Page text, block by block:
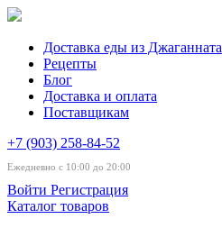
Доставка еды из Джаганната
Рецепты
Блог
Доставка и оплата
Поставщикам
+7 (903) 258-84-52
Ежедневно с 10:00 до 20:00
Войти Регистрация
Каталог товаров